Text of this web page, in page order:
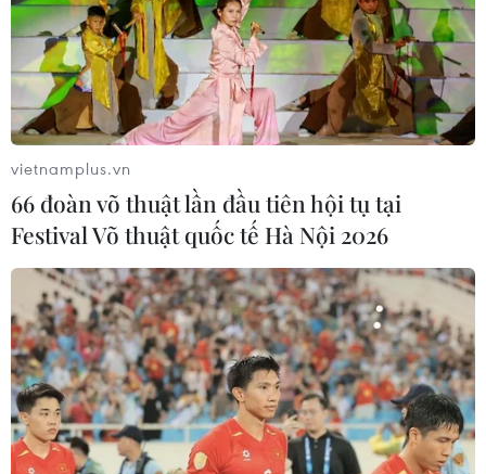
vietnamplus.vn
66 đoàn võ thuật lần đầu tiên hội tụ tại
Festival Võ thuật quốc tế Hà Nội 2026